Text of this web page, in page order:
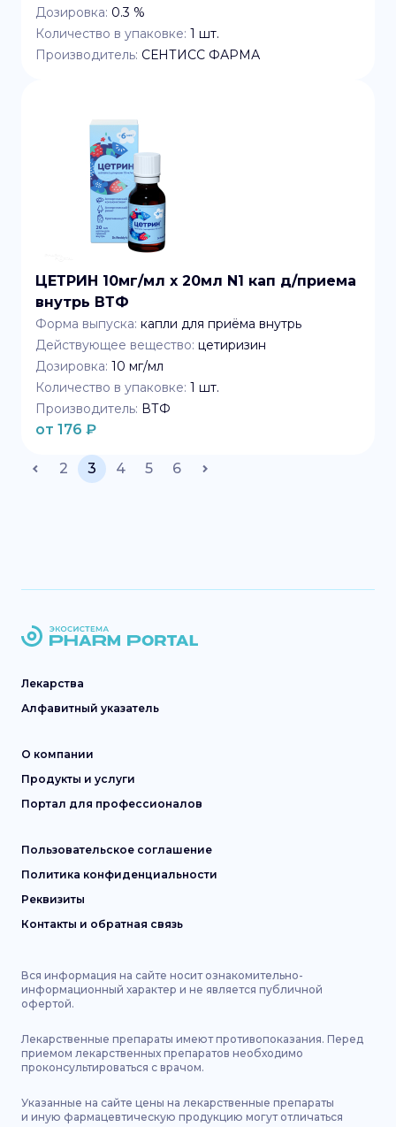
Дозировка: 0.3 %
Количество в упаковке: 1 шт.
Производитель: СЕНТИСС ФАРМА
ЦЕТРИН 10мг/мл x 20мл N1 кап д/приема
внутрь ВТФ
Форма выпуска: капли для приёма внутрь
Действующее вещество: цетиризин
Дозировка: 10 мг/мл
Количество в упаковке: 1 шт.
Производитель: ВТФ
от 176 ₽
2 3 4 5 6
Лекарства
Алфавитный указатель
О компании
Продукты и услуги
Портал для профессионалов
Пользовательское соглашение
Политика конфиденциальности
Реквизиты
Контакты и обратная связь
Вся информация на сайте носит ознакомительно-
информационный характер и не является публичной
офертой.
Лекарственные препараты имеют противопоказания. Перед
приемом лекарственных препаратов необходимо
проконсультироваться с врачом.
Указанные на сайте цены на лекарственные препараты
и иную фармацевтическую продукцию могут отличаться